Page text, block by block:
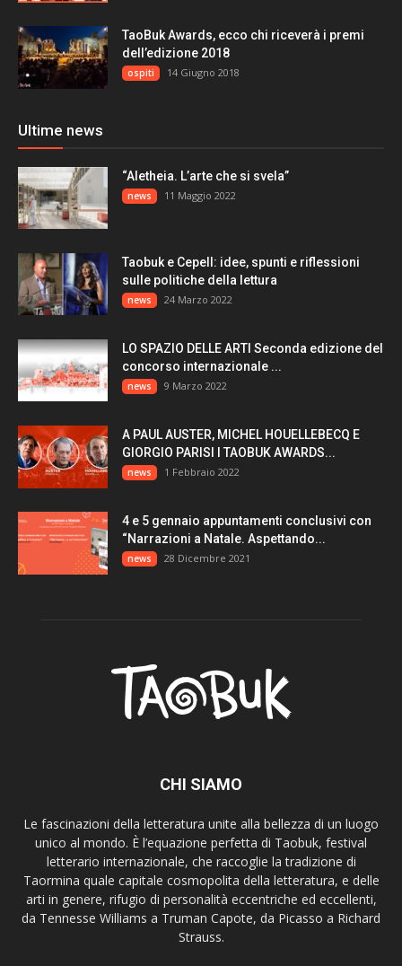
TaoBuk Awards, ecco chi riceverà i premi
dell’edizione 2018
ospiti 14 Giugno 2018
Ultime news
“Aletheia. L’arte che si svela”
news 11 Maggio 2022
Taobuk e Cepell: idee, spunti e riflessioni
sulle politiche della lettura
news 24 Marzo 2022
LO SPAZIO DELLE ARTI Seconda edizione del
concorso internazionale ...
news 9 Marzo 2022
A PAUL AUSTER, MICHEL HOUELLEBECQ E
GIORGIO PARISI I TAOBUK AWARDS...
news 1 Febbraio 2022
4 e 5 gennaio appuntamenti conclusivi con
“Narrazioni a Natale. Aspettando...
news 28 Dicembre 2021
CHI SIAMO
Le fascinazioni della letteratura unite alla bellezza di un luogo
unico al mondo. È l’equazione perfetta di Taobuk, festival
letterario internazionale, che raccoglie la tradizione di
Taormina quale capitale cosmopolita della letteratura, e delle
arti in genere, rifugio di personalità eccentriche ed eccellenti,
da Tennesse Williams a Truman Capote, da Picasso a Richard
Strauss.